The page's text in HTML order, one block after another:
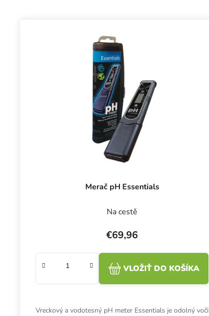
Merač pH Essentials
Na cestě
€69,96
VLOŽIŤ DO KOŠÍKA
Vreckový a vodotesný pH meter Essentials je odolný voči